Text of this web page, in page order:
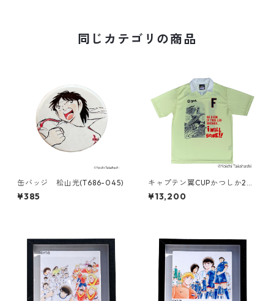
同じカテゴリの商品
缶バッジ 松山光(T686-045)
¥385
キャプテン翼CUPかつしか20
26 ＜ふらのFC フィールドプ
レイヤー＞（G622-945）
¥13,200